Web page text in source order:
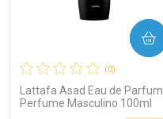
Comprar sem Desconto
Por R$ 22,33/cada
Comprar sem Desconto
Por R$ 22,33/cada
(0)
Lattafa Asad Eau de Parfum
Perfume Masculino 100ml
COMPRAR